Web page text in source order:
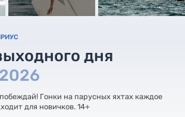
дня
Гонки на парусных яхтах каждое
для новичков. 14+